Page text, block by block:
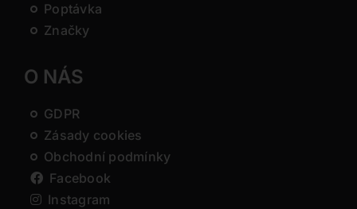
Poptávka
Značky
O NÁS
GDPR
Zásady cookies
Obchodní podmínky
Facebook
Instagram